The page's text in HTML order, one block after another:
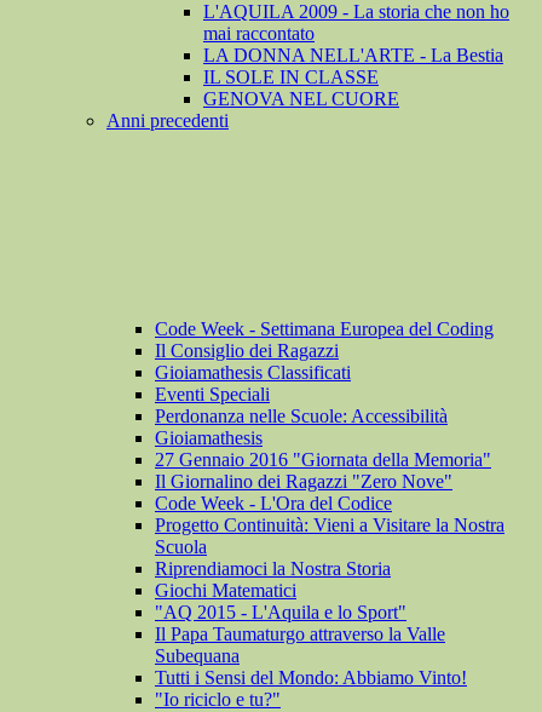
L'AQUILA 2009 - La storia che non ho
mai raccontato
LA DONNA NELL'ARTE - La Bestia
IL SOLE IN CLASSE
GENOVA NEL CUORE
Anni precedenti
Code Week - Settimana Europea del Coding
Il Consiglio dei Ragazzi
Gioiamathesis Classificati
Eventi Speciali
Perdonanza nelle Scuole: Accessibilità
Gioiamathesis
27 Gennaio 2016 "Giornata della Memoria"
Il Giornalino dei Ragazzi "Zero Nove"
Code Week - L'Ora del Codice
Progetto Continuità: Vieni a Visitare la Nostra
Scuola
Riprendiamoci la Nostra Storia
Giochi Matematici
"AQ 2015 - L'Aquila e lo Sport"
Il Papa Taumaturgo attraverso la Valle
Subequana
Tutti i Sensi del Mondo: Abbiamo Vinto!
"Io riciclo e tu?"